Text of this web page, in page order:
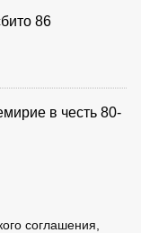
86
в честь 80-
соглашения,